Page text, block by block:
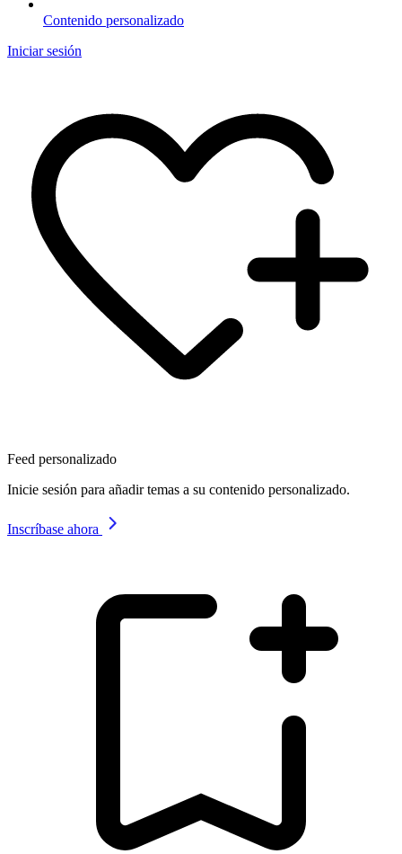
Contenido personalizado
Iniciar sesión
Feed personalizado
Inicie sesión para añadir temas a su contenido personalizado.
Inscríbase ahora